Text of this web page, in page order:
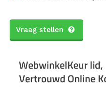
Vraag stellen